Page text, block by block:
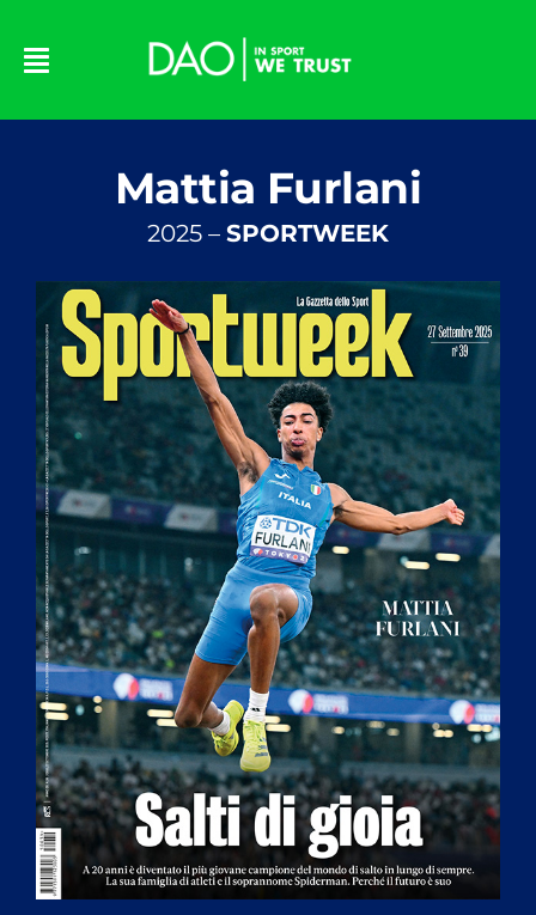
content
Mattia Furlani
2025 – SPORTWEEK